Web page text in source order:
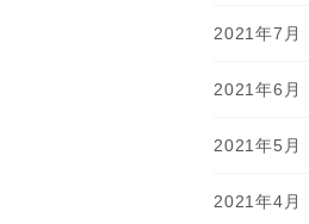
2021年7月
2021年6月
2021年5月
2021年4月